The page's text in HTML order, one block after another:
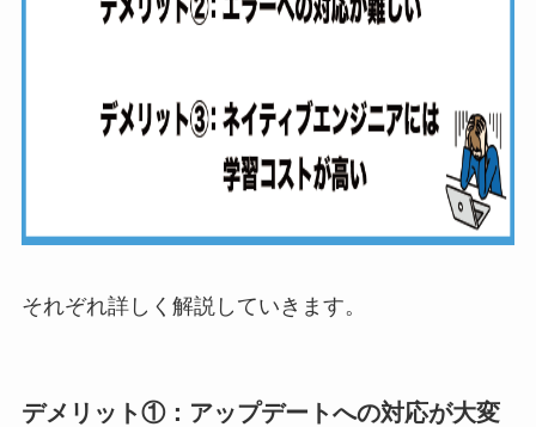
それぞれ詳しく解説していきます。
デメリット①：アップデートへの対応が大変